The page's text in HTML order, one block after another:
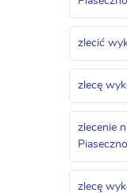
zlecić
zlecę
zlecenie
Piaseczno
zlecę